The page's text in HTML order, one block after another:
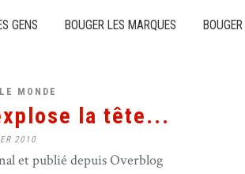
GENS BOUGER LES MARQUES
MONDE
la tête...
2010
et publié depuis Overblog